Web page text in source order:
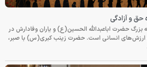
حق و آزادگی
بزرگ حضرت اباعبدالله الحسین(ع) و یاران وفادارش در
ارزش‌های انسانی است. حضرت زینب کبری(س) با صبر،